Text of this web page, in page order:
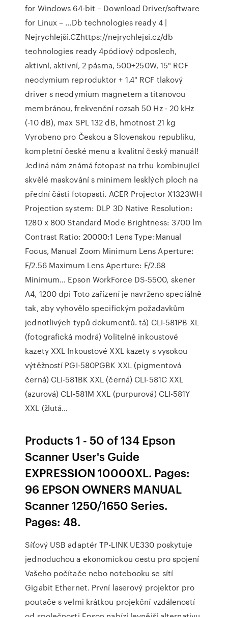
for Windows 64-bit – Download Driver/software
for Linux – …Db technologies ready 4 |
Nejrychlejší.CZhttps://nejrychlejsi.cz/db
technologies ready 4pódiový odposlech,
aktivní, aktivní, 2 pásma, 500+250W, 15" RCF
neodymium reproduktor + 1.4" RCF tlakový
driver s neodymium magnetem a titanovou
membránou, frekvenční rozsah 50 Hz - 20 kHz
(-10 dB), max SPL 132 dB, hmotnost 21 kg
Vyrobeno pro Českou a Slovenskou republiku,
kompletní české menu a kvalitní český manuál!
Jediná nám známá fotopast na trhu kombinující
skvělé maskování s minimem lesklých ploch na
přední části fotopasti. ACER Projector X1323WH
Projection system: DLP 3D Native Resolution:
1280 x 800 Standard Mode Brightness: 3700 lm
Contrast Ratio: 20000:1 Lens Type:Manual
Focus, Manual Zoom Minimum Lens Aperture:
F/2.56 Maximum Lens Aperture: F/2.68
Minimum… Epson WorkForce DS-5500, skener
A4, 1200 dpi Toto zařízení je navrženo speciálně
tak, aby vyhovělo specifickým požadavkům
jednotlivých typů dokumentů. tá) CLI-581PB XL
(fotografická modrá) Volitelné inkoustové
kazety XXL Inkoustové XXL kazety s vysokou
výtěžností PGI-580PGBK XXL (pigmentová
černá) CLI-581BK XXL (černá) CLI-581C XXL
(azurová) CLI-581M XXL (purpurová) CLI-581Y
XXL (žlutá…
Products 1 - 50 of 134 Epson
Scanner User's Guide
EXPRESSION 10000XL. Pages:
96 EPSON OWNERS MANUAL
Scanner 1250/1650 Series.
Pages: 48.
Síťový USB adaptér TP-LINK UE330 poskytuje
jednoduchou a ekonomickou cestu pro spojení
Vašeho počítače nebo notebooku se sítí
Gigabit Ethernet. První laserový projektor pro
poutače s velmi krátkou projekční vzdáleností